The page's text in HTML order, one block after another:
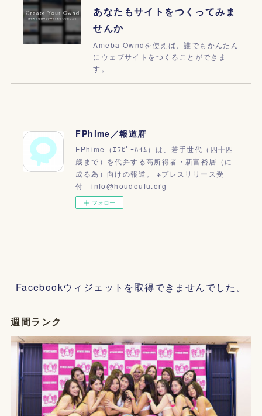
あなたもサイトをつくってみま
せんか
Ameba Owndを使えば、誰でもかんたん
にウェブサイトをつくることができま
す。
FPhime／報道府
FPhime（ｴﾌﾋﾟｰﾊｲﾑ）は、若手世代（四十四
歳まで）を代弁する高所得者・新富裕層（に
成る為）向けの報道。 ※プレスリリース受
付 info@houdoufu.org
フォロー
Facebookウィジェットを取得できませんでした。
週間ランク